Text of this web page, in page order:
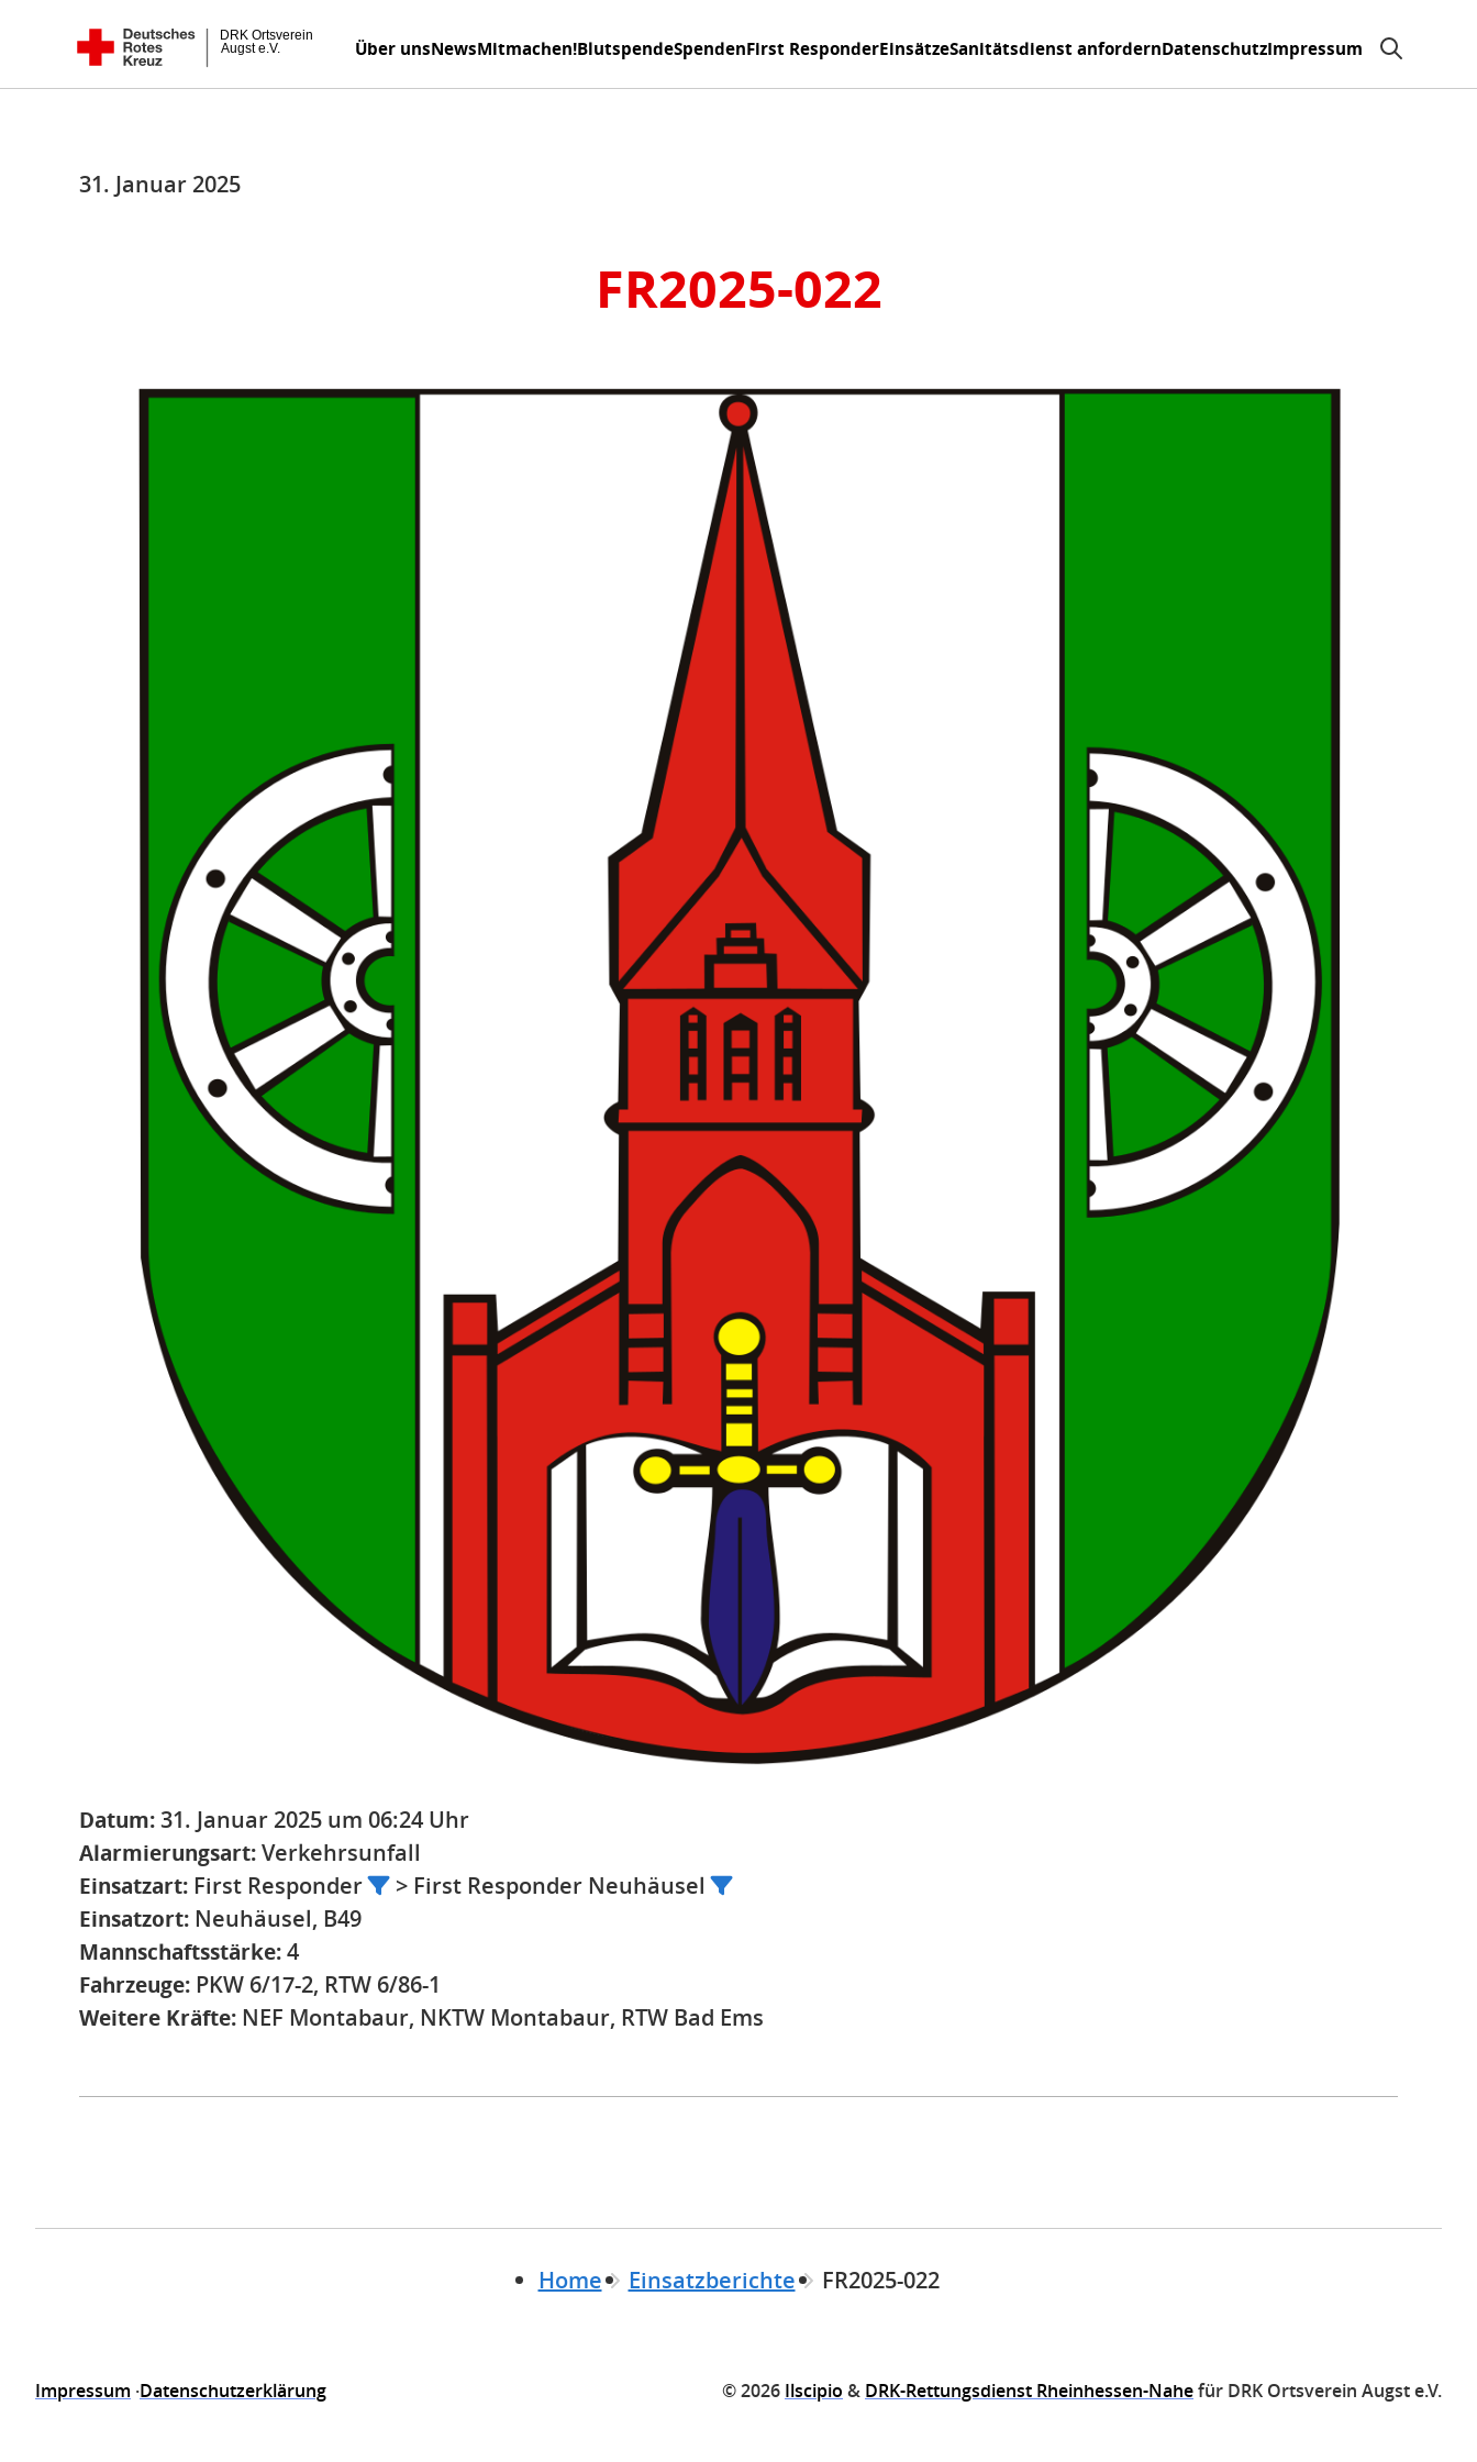
DRK Ortsverein Augst e.V. Über unsNewsMitmachen!BlutspendeSpendenFirst ResponderEinsätzeSanitätsdienst anfordernDatenschutzImpressum
31. Januar 2025
FR2025-022
Datum:31. Januar 2025 um 06:24 Uhr
Alarmierungsart:Verkehrsunfall
Einsatzart: First Responder
> First Responder Neuhäusel
Einsatzort: Neuhäusel, B49
Mannschaftsstärke:4
Fahrzeuge: PKW 6/17-2, RTW 6/86-1
Weitere Kräfte: NEF Montabaur, NKTW Montabaur, RTW Bad Ems
Home Einsatzberichte FR2025-022
Impressum Datenschutzerklärung © 2026 Ilscipio & DRK-Rettungsdienst Rheinhessen-Nahefür DRK Ortsverein Augst e.V.